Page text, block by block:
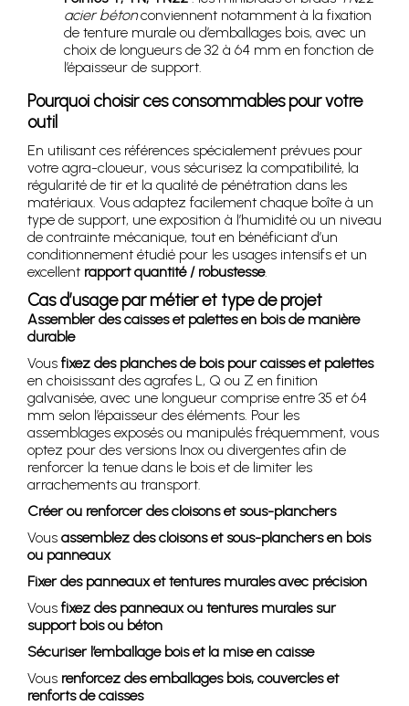
acier bétonconviennent notamment à la fixation
de tenture murale ou d’emballages bois, avec un
choix de longueurs de 32 à 64 mm en fonction de
l’épaisseur de support.
Pourquoi choisir ces consommables pour votre
outil
En utilisant ces références spécialement prévues pour
votre agra-cloueur, vous sécurisez la compatibilité, la
régularité de tir et la qualité de pénétration dans les
matériaux. Vous adaptez facilement chaque boîte à un
type de support, une exposition à l’humidité ou un niveau
de contrainte mécanique, tout en bénéficiant d’un
conditionnement étudié pour les usages intensifs et un
excellent rapport quantité / robustesse.
Cas d’usage par métier et type de projet
Assembler des caisses et palettes en bois de manière
durable
Vous fixez des planches de bois pour caisses et palettes
en choisissant des agrafes L, Q ou Z en finition
galvanisée, avec une longueur comprise entre 35 et 64
mm selon l’épaisseur des éléments. Pour les
assemblages exposés ou manipulés fréquemment, vous
optez pour des versions Inox ou divergentes afin de
renforcer la tenue dans le bois et de limiter les
arrachements au transport.
Créer ou renforcer des cloisons et sous-planchers
Vous assemblez des cloisons et sous-planchers en bois
ou panneaux
Fixer des panneaux et tentures murales avec précision
Vous fixez des panneaux ou tentures murales sur
support bois ou béton
Sécuriser l’emballage bois et la mise en caisse
Vous renforcez des emballages bois, couvercles et
renforts de caisses